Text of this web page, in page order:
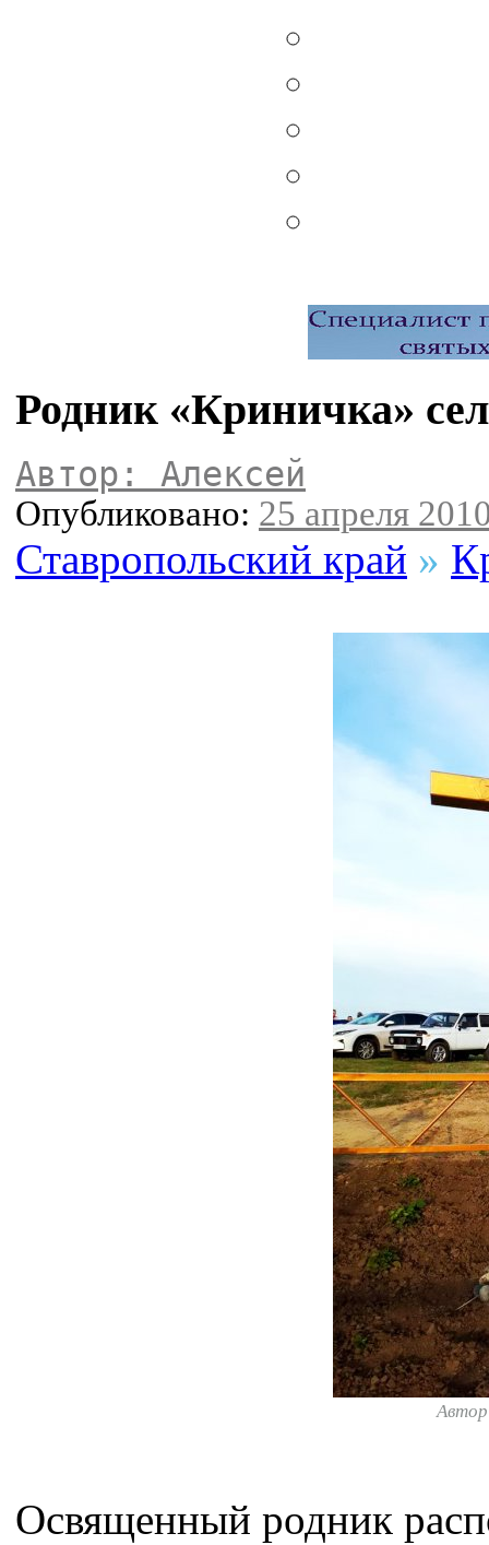
Родник «Криничка»
Автор: Алексей
Опубликовано: 25 апреля
Ставропольский край »
Освященный родник